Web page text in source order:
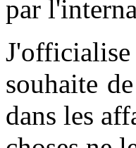
par
souhaite
dans les